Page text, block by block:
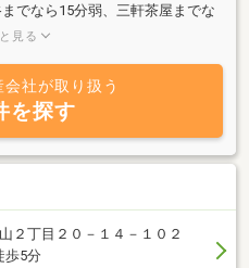
でなら15分弱、三軒茶屋までな
エリアです。下高井戸駅周辺に
、お買い物や外食に便利な街で
落ち着いた住宅街が広がってい
と比べると家賃相場が低めなの
す。駅近くには羽根木公園や赤
も。子育てをしやすい環境が整
でしょう。
見る
社が取り扱う
を探す
２丁目２０－１４－１０２
歩5分